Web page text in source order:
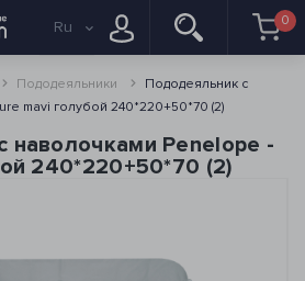
Ru 0
Пододеяльники
Пододеяльник с
mavi голубой 240*220+50*70 (2)
наволочками Penelope -
240*220+50*70 (2)